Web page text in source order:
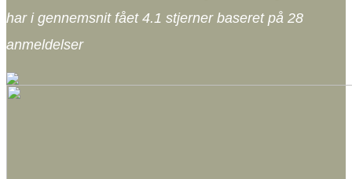
har i gennemsnit fået 4.1 stjerner baseret på 28
anmeldelser